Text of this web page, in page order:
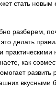
стать новым
разберем,
делать
как
развить
вкусными